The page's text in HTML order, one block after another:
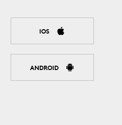
IOS
ANDROID